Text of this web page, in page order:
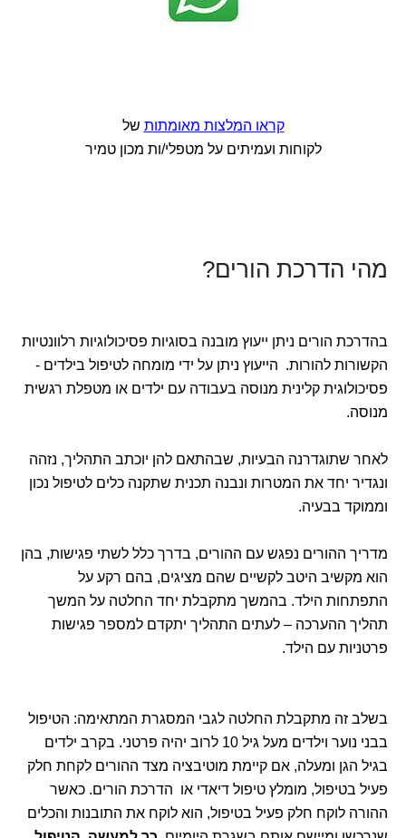
קראו המלצות מאומתות של
לקוחות ועמיתים על מטפלי/ות מכון טמיר
מהי הדרכת הורים?
בהדרכת הורים ניתן ייעוץ מובנה בסוגיות פסיכולוגיות רלוונטיות
הקשורות להורות. הייעוץ ניתן על ידי מומחה לטיפול בילדים -
פסיכולוגית קלינית מנוסה בעבודה עם ילדים או מטפלת רגשית
מנוסה.
לאחר שתוגדרנה הבעיות, שבהתאם להן יוכתב התהליך, נזהה
ונגדיר יחד את המטרות ונבנה תכנית שתקנה כלים לטיפול נכון
וממוקד בבעיה.
מדריך ההורים נפגש עם ההורים, בדרך כלל לשתי פגישות, בהן
הוא מקשיב היטב לקשיים שהם מציגים, בהם רקע על
התפתחות הילד. בהמשך מתקבלת יחד החלטה על המשך
תהליך ההערכה – לעתים התהליך יתקדם למספר פגישות
פרטניות עם הילד.
בשלב זה מתקבלת החלטה לגבי המסגרת המתאימה: הטיפול
בבני נוער וילדים מעל גיל 10 לרוב יהיה פרטני. בקרב ילדים
בגיל הגן ומעלה, אם קיימת מוטיבציה מצד ההורים לקחת חלק
פעיל בטיפול, מומלץ טיפול דיאדי או הדרכת הורים. כאשר
ההורה לוקח חלק פעיל בטיפול, הוא לוקח את התובנות והכלים